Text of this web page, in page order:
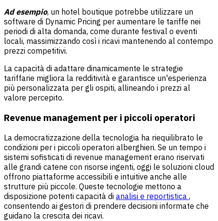
Ad esempio, un hotel boutique potrebbe utilizzare un
software di Dynamic Pricing per aumentare le tariffe nei
periodi di alta domanda, come durante festival o eventi
locali, massimizzando così i ricavi mantenendo al contempo
prezzi competitivi.
La capacità di adattare dinamicamente le strategie
tariffarie migliora la redditività e garantisce un'esperienza
più personalizzata per gli ospiti, allineando i prezzi al
valore percepito.
Revenue management per i piccoli operatori
La democratizzazione della tecnologia ha riequilibrato le
condizioni per i piccoli operatori alberghieri. Se un tempo i
sistemi sofisticati di revenue management erano riservati
alle grandi catene con risorse ingenti, oggi le soluzioni cloud
offrono piattaforme accessibili e intuitive anche alle
strutture più piccole. Queste tecnologie mettono a
disposizione potenti capacità di analisi e reportistica ,
consentendo ai gestori di prendere decisioni informate che
guidano la crescita dei ricavi.